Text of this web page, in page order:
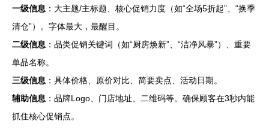
一级信息 ：大主题/主标题、核心促销力度（如“全场5折起”、“换季
清仓”）。字体最大，最醒目。
二级信息 ：品类促销关键词（如“厨房焕新”、“洁净风暴”）、重要
单品名称。
三级信息 ：具体价格、原价对比、简要卖点、活动日期。
辅助信息 ：品牌Logo、门店地址、二维码等。确保顾客在3秒内能
抓住核心促销点。